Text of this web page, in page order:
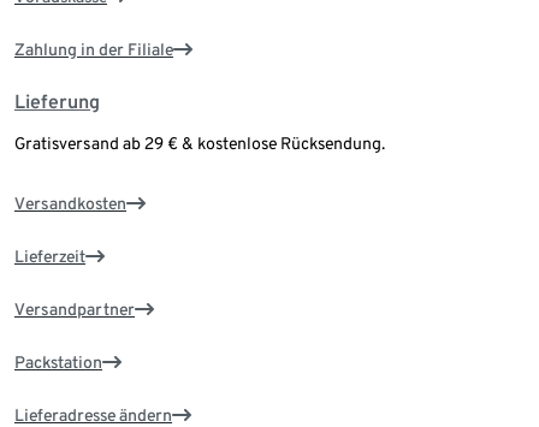
Zahlung in der Filiale
Lieferung
Gratisversand ab 29 € & kostenlose Rücksendung.
Versandkosten
Lieferzeit
Versandpartner
Packstation
Lieferadresse ändern